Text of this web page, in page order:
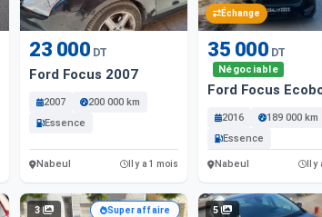
23 000 DT
Ford Focus 2007
2007
200 000 km
Essence
Nabeul Il y a 1 mois
Échange
35 000 DT
Négociable
Ford Focus
2016
189 000 km
Essence
Nabeul Il
3 Super affaire 5